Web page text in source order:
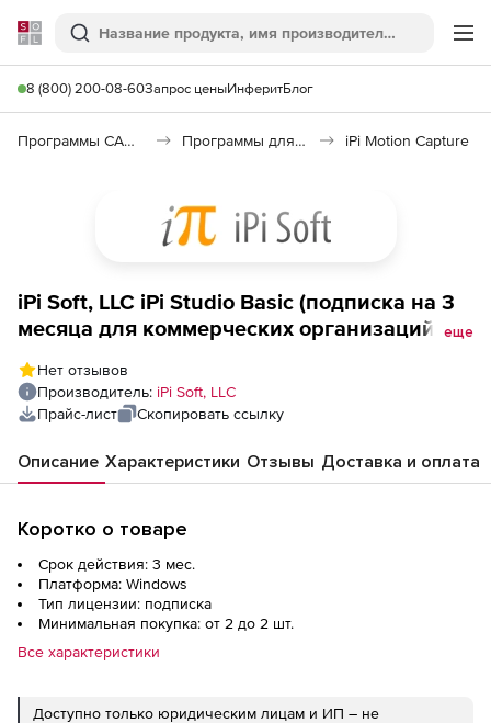
Softline
Поиск
8 (800) 200-08-60Запрос ценыИнферитБлог
Программы САПР и ГИС Программы для дизайна, визуализации и анимации iPi Motion Capture
iPi Soft, LLC iPi Studio Basic (подписка на 3
месяца для коммерческих организаций),еще
Нет отзывов
Производитель: iPi Soft, LLC
Прайс-лист
Скопировать ссылку
Описание Характеристики Отзывы Доставка и оплата
Коротко о товаре
Срок действия: 3 мес.
Платформа: Windows
Тип лицензии: подписка
Минимальная покупка: от 2 до 2 шт.
Все характеристики
Доступно только юридическим лицам и ИП – не